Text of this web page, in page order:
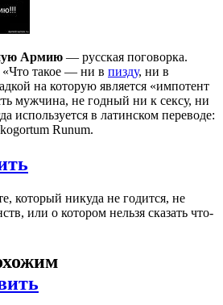
Армию — русская поговорка.
«Что такое — ни в пизду, ни в
на которую является «импотент
мужчина, не годный ни к сексу, ни
используется в латинском переводе:
Runum.
который никуда не годится, не
или о котором нельзя сказать что-